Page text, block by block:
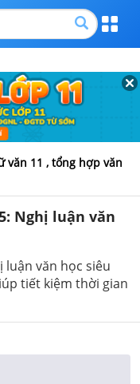
văn 11 , tổng hợp văn
Nghị luận văn
luận văn học siêu
tiết kiệm thời gian